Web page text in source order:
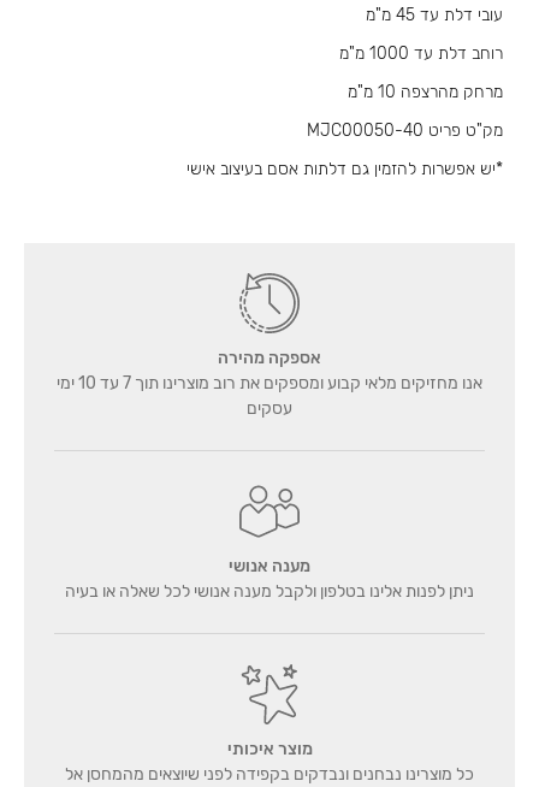
עובי דלת עד 45 מ"מ
רוחב דלת עד 1000 מ"מ
מרחק מהרצפה 10 מ"מ
מק"ט פריט 40-MJC00050
*יש אפשרות להזמין גם דלתות אסם בעיצוב אישי
אספקה מהירה
אנו מחזיקים מלאי קבוע ומספקים את רוב מוצרינו תוך 7 עד 10 ימי
עסקים
מענה אנושי
ניתן לפנות אלינו בטלפון ולקבל מענה אנושי לכל שאלה או בעיה
מוצר איכותי
כל מוצרינו נבחנים ונבדקים בקפידה לפני שיוצאים מהמחסן אל